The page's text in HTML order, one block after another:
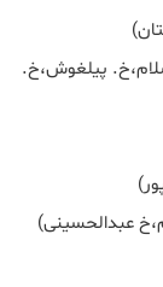
پیلغوش،خ.
عبدالحسینی)